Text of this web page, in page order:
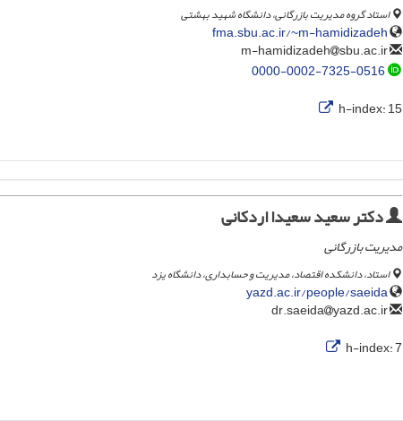
استاد گروه مدیریت بازرگانی، دانشگاه شهید بهشتی
fma.sbu.ac.ir/~m-hamidizadeh
sbu.ac.ir
0000-0002-7325-0516
h-index:15
دکتر سعید سعیدا اردکانی
مدیریت بازرگانی
استاد، دانشکده اقتصاد، مدیریت و حسابداری، دانشگاه یزد
yazd.ac.ir/people/saeida
yazd.ac.ir
h-index:7